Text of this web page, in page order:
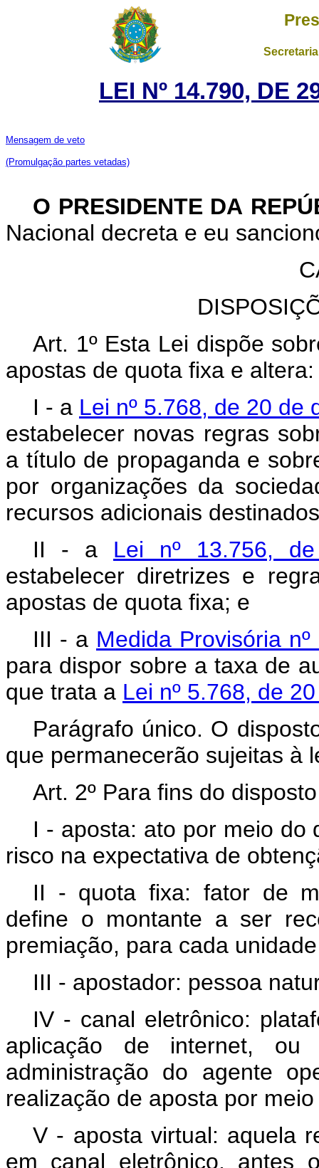
LEI Nº 14.790, DE
Mensagem de veto
(Promulgação partes vetadas)
O PRESIDENTE DA
Nacional decreta e eu
Art. 1º Esta Lei dispõe
apostas de quota fixa e altera:
I - a Lei nº 5.768, de 20 de
estabelecer novas regras
a título de propaganda e
por organizações da
recursos adicionais
II - a Lei nº 13.756,
estabelecer diretrizes e
apostas de quota fixa; e
III - a Medida Provisória
para dispor sobre a taxa de
que trata a Lei nº 5.768, de
Parágrafo único. O
que permanecerão sujeitas à
Art. 2º Para fins do
I - aposta: ato por meio do
risco na expectativa de
II - quota fixa: fator de
define o montante a ser
premiação, para cada
III - apostador: pessoa
IV - canal eletrônico:
aplicação de internet,
administração do agente
realização de aposta por
V - aposta virtual: aquela
em canal eletrônico, antes